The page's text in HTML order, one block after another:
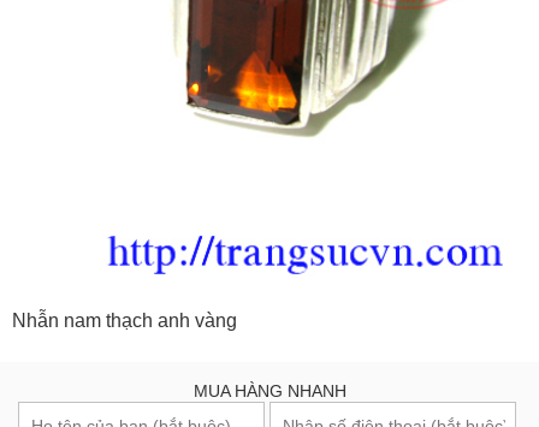
Nhẫn nam thạch anh vàng
MUA HÀNG NHANH